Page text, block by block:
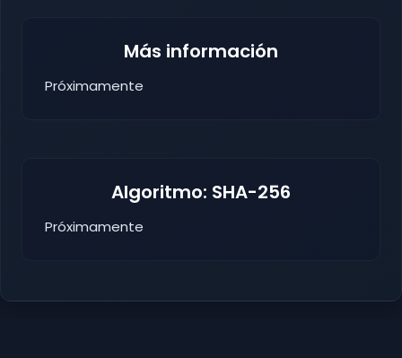
Más información
Próximamente
Algoritmo: SHA-256
Próximamente